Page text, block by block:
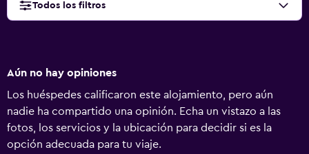
Todos los filtros
Aún no hay opiniones
Los huéspedes calificaron este alojamiento, pero aún
nadie ha compartido una opinión. Echa un vistazo a las
fotos, los servicios y la ubicación para decidir si es la
opción adecuada para tu viaje.